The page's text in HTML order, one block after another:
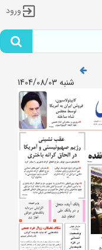
ورود
شنبه 1404/08/03